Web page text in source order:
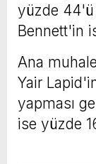
yüzde 44'ü
Bennett'in
Ana
Yair
yapması
ise yüzde